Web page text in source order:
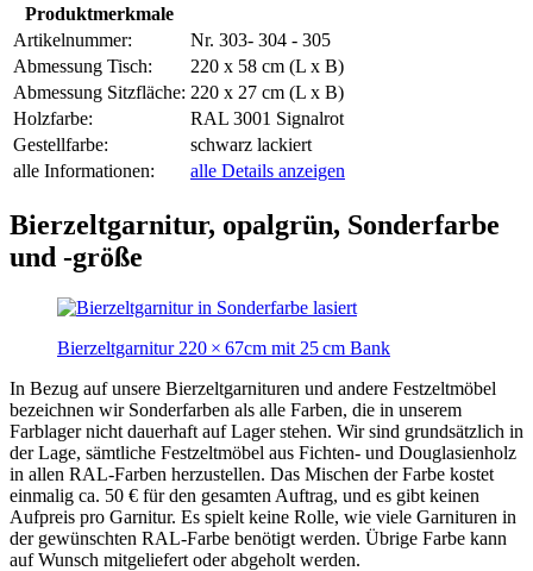
Produktmerkmale
Artikelnummer:
Nr. 303- 304 - 305
Abmessung Tisch:
220 x 58 cm (L x B)
Abmessung Sitzfläche: 220 x 27 cm (L x B)
Holzfarbe:
RAL 3001 Signalrot
Gestellfarbe:
schwarz lackiert
alle Informationen:
alle Details anzeigen
Bierzeltgarnitur, opalgrün, Sonderfarbe
und ‑größe
Bierzeltgarnitur 220 × 67cm mit 25 cm Bank
In Bezug auf unsere Bierzeltgarnituren und andere Festzeltmöbel
bezeichnen wir Sonderfarben als alle Farben, die in unserem
Farblager nicht dauerhaft auf Lager stehen. Wir sind grundsätzlich in
der Lage, sämtliche Festzeltmöbel aus Fichten- und Douglasienholz
in allen RAL-Farben herzustellen. Das Mischen der Farbe kostet
einmalig ca. 50 € für den gesamten Auftrag, und es gibt keinen
Aufpreis pro Garnitur. Es spielt keine Rolle, wie viele Garnituren in
der gewünschten RAL-Farbe benötigt werden. Übrige Farbe kann
auf Wunsch mitgeliefert oder abgeholt werden.